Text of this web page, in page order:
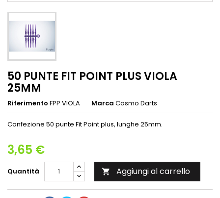
50 PUNTE FIT POINT PLUS VIOLA
25MM
Riferimento FPP VIOLA Marca Cosmo Darts
Confezione 50 punte Fit Point plus, lunghe 25mm.
3,65 €
Quantità  Aggiungi al carrello